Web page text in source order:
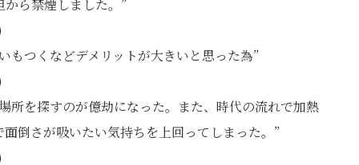
ら禁煙しました。”
もつくなどデメリットが大きいと思った為”
所を探すのが億劫になった。また、時代の流れで加熱
倒さが吸いたい気持ちを上回ってしまった。”